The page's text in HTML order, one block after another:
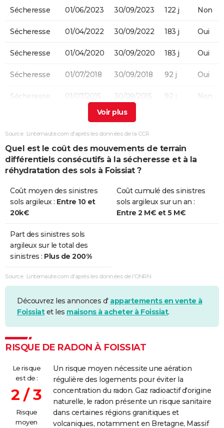
Sécheresse 01/06/2023 30/09/2023 122 j Non
Sécheresse 01/04/2022 30/09/2022 183 j Oui
Sécheresse 01/04/2020 30/09/2020 183 j Oui
Sécheresse 01/07/2018 30/09/2018 92 j Oui
Sécheresse 01/07/2015 30/09/2015 92 j Non
01/07/2009 30/09/2009
01/01/2009
Sécheresse 01/04/2008 31/12/2008 275 j
Source : Linternaute.com d'après les données de la CCR
Quel est le coût des mouvements de terrain
différentiels consécutifs à la sécheresse et à la
réhydratation des sols à Foissiat ?
Coût moyen des sinistres
sols argileux : Entre 10 et
20k€
Coût cumulé des sinistres
sols argileux sur un an :
Entre 2 M€ et 5 M€
Part des sinistres sols
argileux sur le total des
sinistres : Plus de 200%
Source : Linternaute.com d'après les données de l'ONRN
Découvrez les annonces d' appartements en vente à
Foissiatet les maisons à acheter à Foissiat.
RISQUE DE RADON À FOISSIAT
Le risque
est de :
2 / 3
Risque
moyen
Un risque moyen nécessite une aération
régulière des logements pour éviter la
concentration du radon. Gaz radioactif d'origine
naturelle, le radon présente un risque sanitaire
dans certaines régions granitiques et
volcaniques, notamment en Bretagne, Massif